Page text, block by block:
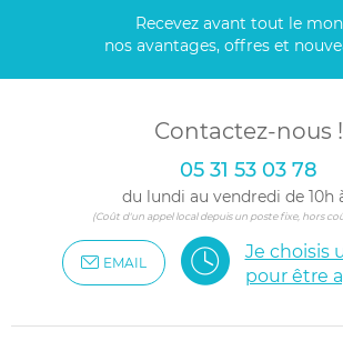
Recevez avant tout le
nos avantages, offres et
Contactez-nous !
05 31 53 03 78
du lundi au vendredi de 10h
(Coût d'un appel local depuis un poste fixe, hors
EMAIL
Je choisis
pour être